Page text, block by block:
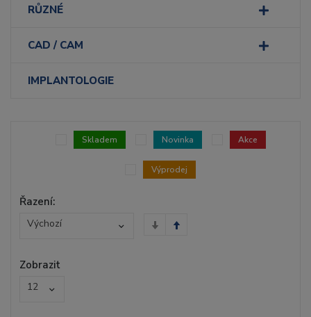
RŮZNÉ
CAD / CAM
IMPLANTOLOGIE
Skladem Novinka Akce
Výprodej
Řazení:
Výchozí
Zobrazit
12